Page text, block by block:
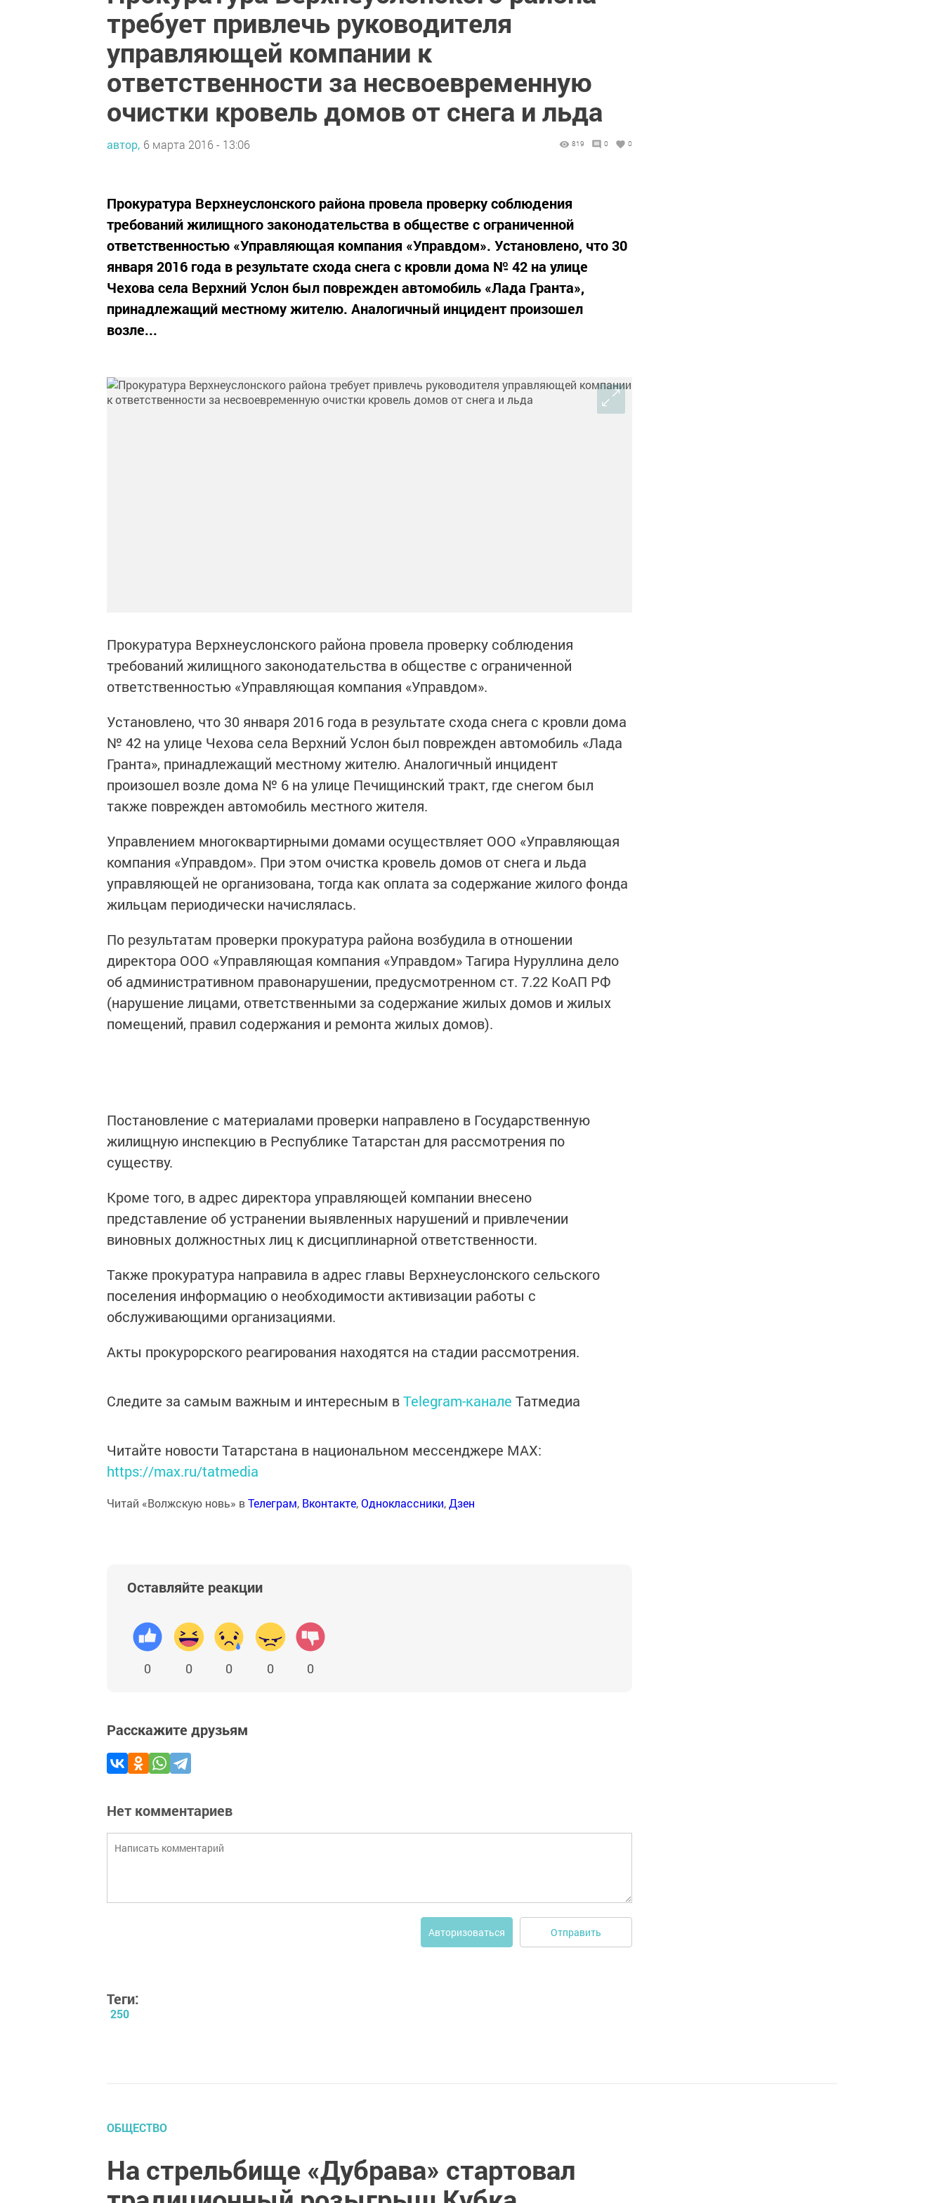
требует привлечь руководителя
управляющей компании к
ответственности за несвоевременную
очистки кровель домов от снега и льда
автор, 6 марта 2016 - 13:06 819 0 0
Прокуратура Верхнеуслонского района провела проверку соблюдения
требований жилищного законодательства в обществе с ограниченной
ответственностью «Управляющая компания «Управдом». Установлено, что 30
января 2016 года в результате схода снега с кровли дома № 42 на улице
Чехова села Верхний Услон был поврежден автомобиль «Лада Гранта»,
принадлежащий местному жителю. Аналогичный инцидент произошел
возле...
Прокуратура Верхнеуслонского района провела проверку соблюдения
требований жилищного законодательства в обществе с ограниченной
ответственностью «Управляющая компания «Управдом».
Установлено, что 30 января 2016 года в результате схода снега с кровли дома
№ 42 на улице Чехова села Верхний Услон был поврежден автомобиль «Лада
Гранта», принадлежащий местному жителю. Аналогичный инцидент
произошел возле дома № 6 на улице Печищинский тракт, где снегом был
также поврежден автомобиль местного жителя.
Управлением многоквартирными домами осуществляет ООО «Управляющая
компания «Управдом». При этом очистка кровель домов от снега и льда
управляющей не организована, тогда как оплата за содержание жилого фонда
жильцам периодически начислялась.
По результатам проверки прокуратура района возбудила в отношении
директора ООО «Управляющая компания «Управдом» Тагира Нуруллина дело
об административном правонарушении, предусмотренном ст. 7.22 КоАП РФ
(нарушение лицами, ответственными за содержание жилых домов и жилых
помещений, правил содержания и ремонта жилых домов).
Постановление с материалами проверки направлено в Государственную
жилищную инспекцию в Республике Татарстан для рассмотрения по
существу.
Кроме того, в адрес директора управляющей компании внесено
представление об устранении выявленных нарушений и привлечении
виновных должностных лиц к дисциплинарной ответственности.
Также прокуратура направила в адрес главы Верхнеуслонского сельского
поселения информацию о необходимости активизации работы с
обслуживающими организациями.
Акты прокурорского реагирования находятся на стадии рассмотрения.
Следите за самым важным и интересным вTelegram-канале Татмедиа
Читайте новости Татарстана в национальном мессенджере MАХ:
https://max.ru/tatmedia
Читай «Волжскую новь» вТелеграм, Вконтакте,Одноклассники,Дзен
Оставляйте реакции
0 0 0 0 0
Расскажите друзьям
Нет комментариев
Авторизоваться Отправить
Теги:
250
ОБЩЕСТВО
На стрельбище «Дубрава» стартовал